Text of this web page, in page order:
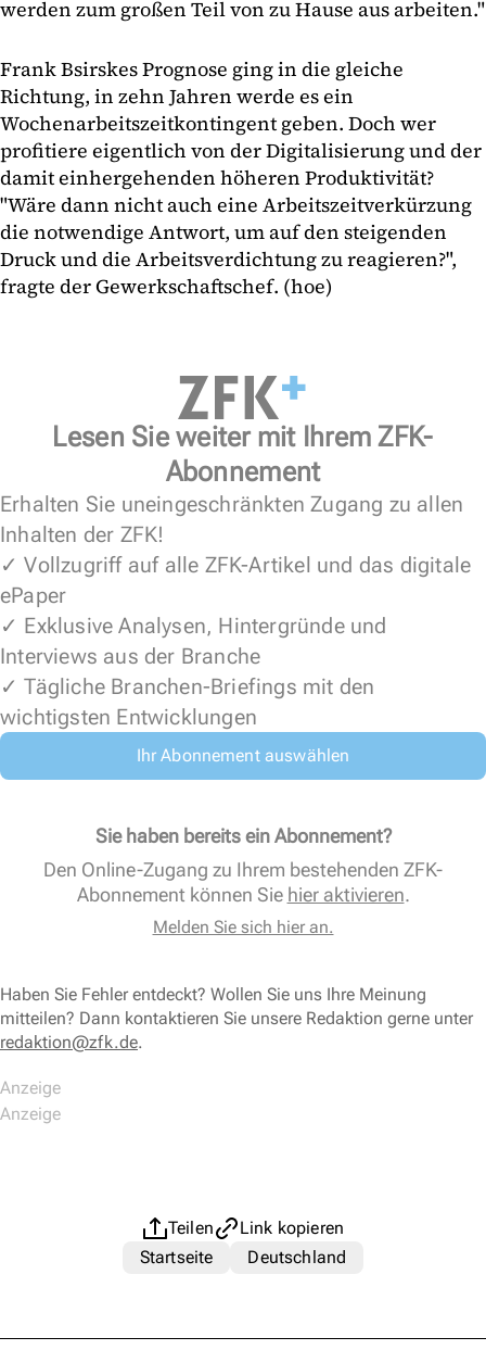
werden zum großen Teil von zu Hause aus arbeiten."
Frank Bsirskes Prognose ging in die gleiche
Richtung, in zehn Jahren werde es ein
Wochenarbeitszeitkontingent geben. Doch wer
profitiere eigentlich von der Digitalisierung und der
damit einhergehenden höheren Produktivität?
"Wäre dann nicht auch eine Arbeitszeitverkürzung
die notwendige Antwort, um auf den steigenden
Druck und die Arbeitsverdichtung zu reagieren?",
fragte der Gewerkschaftschef. (hoe)
Lesen Sie weiter mit Ihrem ZFK-
Abonnement
Erhalten Sie uneingeschränkten Zugang zu allen
Inhalten der ZFK!
✓ Vollzugriff auf alle ZFK-Artikel und das digitale
ePaper
✓ Exklusive Analysen, Hintergründe und
Interviews aus der Branche
✓ Tägliche Branchen-Briefings mit den
wichtigsten Entwicklungen
Ihr Abonnement auswählen
Sie haben bereits ein Abonnement?
Den Online-Zugang zu Ihrem bestehenden ZFK-
Abonnement können Sie hier aktivieren.
Melden Sie sich hier an.
Haben Sie Fehler entdeckt? Wollen Sie uns Ihre Meinung
mitteilen? Dann kontaktieren Sie unsere Redaktion gerne unter
redaktion@zfk.de.
Teilen
Link kopieren
Startseite
Deutschland